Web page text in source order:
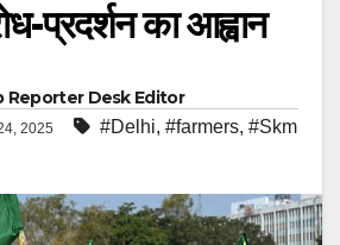
प्रदर्शन का आह्वान
Reporter Desk Editor
2025 #Delhi, #farmers, #Skm